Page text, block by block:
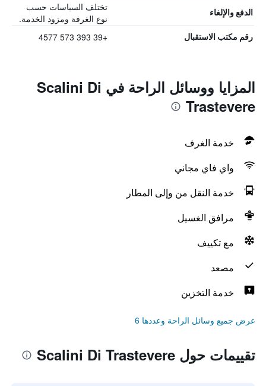
الدفع والإلغاء
تختلف السياسات حسب
نوع الغرفة ومزود الخدمة.
رقم مكتب الاستقبال +39 393 573 4577
المزايا ووسائل الراحة في Scalini Di
Trastevere
خدمة الغرف
واي فاي مجاني
خدمة النقل من وإلى المطار
مرافق الغسيل
مع تكييف
مصعد
خدمة التخزين
عرض جميع وسائل الراحة وعددها 6
تقييمات حول Scalini Di Trastevere